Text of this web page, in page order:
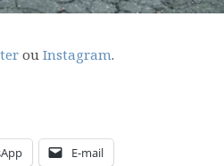
ou Instagram.
E-mail